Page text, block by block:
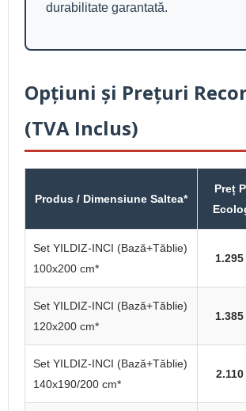
durabilitate garantată.
Opțiuni și Prețuri
(TVA Inclus)
Produs / Dimensiune Saltea*
Preț
Set YILDIZ-INCI (Bază+Tăblie)
100x200 cm*
Set YILDIZ-INCI (Bază+Tăblie)
120x200 cm*
Set YILDIZ-INCI (Bază+Tăblie)
140x190/200 cm*